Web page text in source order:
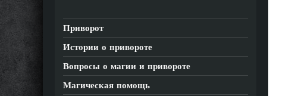
Приворот
Истории о привороте
Вопросы о магии и привороте
Магическая помощь